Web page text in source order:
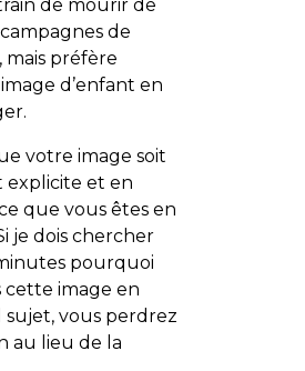
de mourir de
de
mais préfère
d’enfant en
votre image soit
explicite et en
que vous êtes en
je dois chercher
pourquoi
cette image en
vous perdrez
au lieu de la